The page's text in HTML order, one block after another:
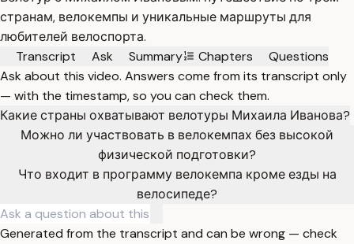
странам, велокемпы и уникальные маршруты для
любителей велоспорта.
Transcript
Ask Summary Chapters
Questions
Ask about this video. Answers come from its transcript only
— with the timestamp, so you can check them.
Какие страны охватывают велотуры Михаила Иванова?
Можно ли участвовать в велокемпах без высокой
физической подготовки?
Что входит в программу велокемпа кроме езды на
велосипеде?
Generated from the transcript and can be wrong — check